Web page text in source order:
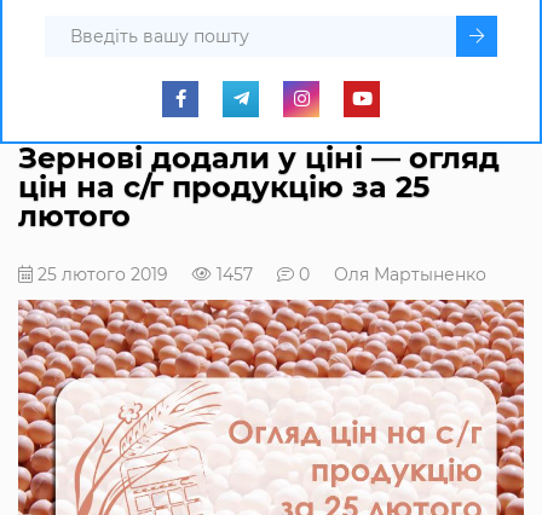
Зернові додали у ціні — огляд
цін на с/г продукцію за 25
лютого
25 лютого 2019 1457 0 Оля Мартыненко